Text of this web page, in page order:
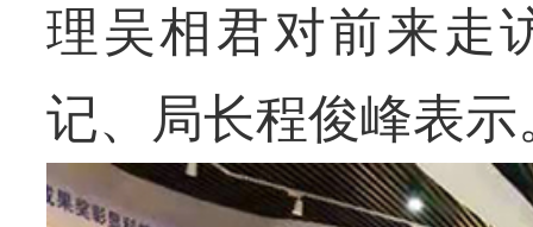
理吴相君对前来走
记、局长程俊峰表示